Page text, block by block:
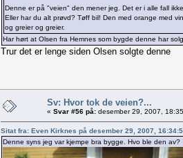
Denne er på "veien" den mener jeg. Det er i alle fall
Eller har du alt prøvd? Tøff bil! Den med orange med
og greier og greier.
Har hørt at Olsen fra Hemnes som bygde denne har
Trur det er lenge siden Olsen solgte denne
Sv: Hvor tok de veien?...
« Svar #56 på: desember 29, 2007,
Sitat fra: Even Kirknes på desember 29, 2007,
Denne syns jeg var kjempe bra bygge. Hvo ble den av?